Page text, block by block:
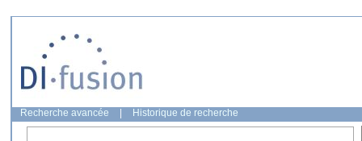
Recherche avancée Historique de recherche